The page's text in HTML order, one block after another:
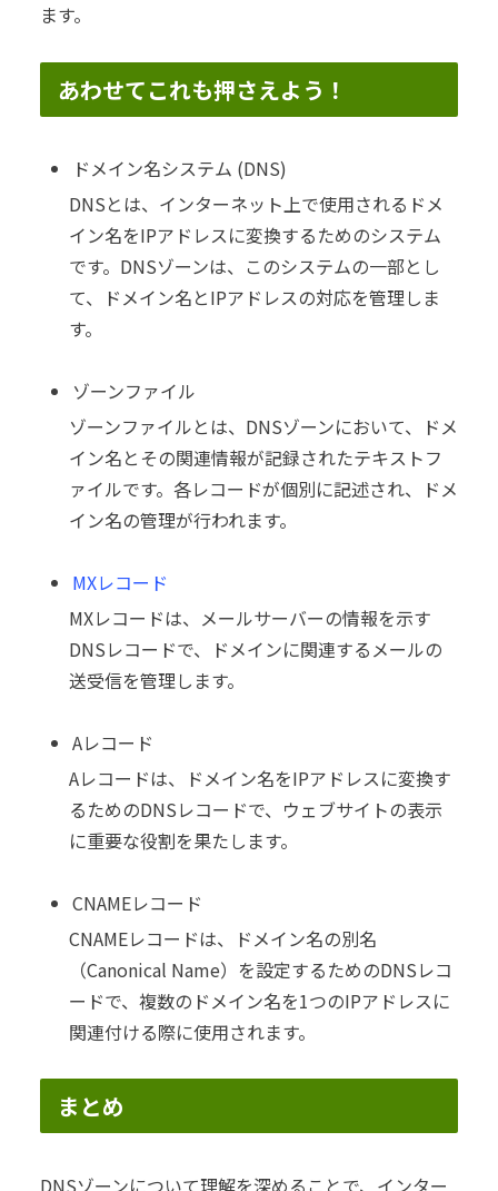
ます。
あわせてこれも押さえよう！
ドメイン名システム (DNS)
DNSとは、インターネット上で使用されるドメ
イン名をIPアドレスに変換するためのシステム
です。DNSゾーンは、このシステムの一部とし
て、ドメイン名とIPアドレスの対応を管理しま
す。
ゾーンファイル
ゾーンファイルとは、DNSゾーンにおいて、ドメ
イン名とその関連情報が記録されたテキストフ
ァイルです。各レコードが個別に記述され、ドメ
イン名の管理が行われます。
MXレコード
MXレコードは、メールサーバーの情報を示す
DNSレコードで、ドメインに関連するメールの
送受信を管理します。
Aレコード
Aレコードは、ドメイン名をIPアドレスに変換す
るためのDNSレコードで、ウェブサイトの表示
に重要な役割を果たします。
CNAMEレコード
CNAMEレコードは、ドメイン名の別名
（Canonical Name）を設定するためのDNSレコ
ードで、複数のドメイン名を1つのIPアドレスに
関連付ける際に使用されます。
まとめ
DNSゾーンについて理解を深めることで、インター